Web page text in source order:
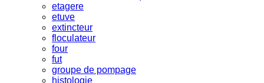
etagere
etuve
extincteur
floculateur
four
fut
groupe de pompage
histologie